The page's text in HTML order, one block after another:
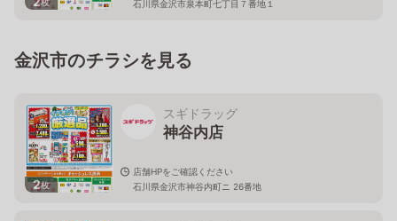
石川県金沢市泉本町七丁目７番地１
金沢市のチラシを見る
2枚
スギドラッグ
神谷内店
店舗HPをご確認ください
石川県金沢市神谷内町ニ 26番地